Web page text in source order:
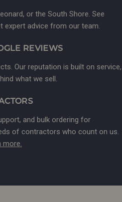
or the South Shore. See
expert advice from our team.
REVIEWS
Our reputation is built on service,
what we sell.
and bulk ordering for
of contractors who count on us.
more.